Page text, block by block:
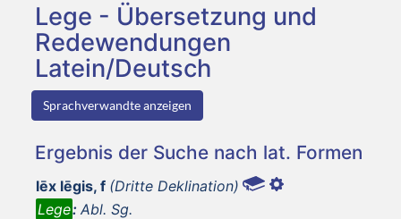
Lege - Übersetzung und
Redewendungen
Latein/Deutsch
Sprachverwandte anzeigen
Ergebnis der Suche nach lat. Formen
lēx lēgis, f (Dritte Deklination)
Lege: Abl. Sg.